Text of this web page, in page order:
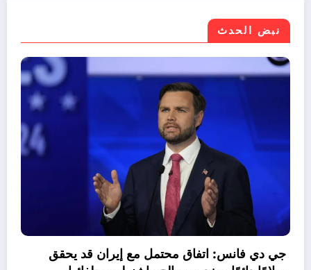
نبض الحدث
وتراجع صافي الاقتراض